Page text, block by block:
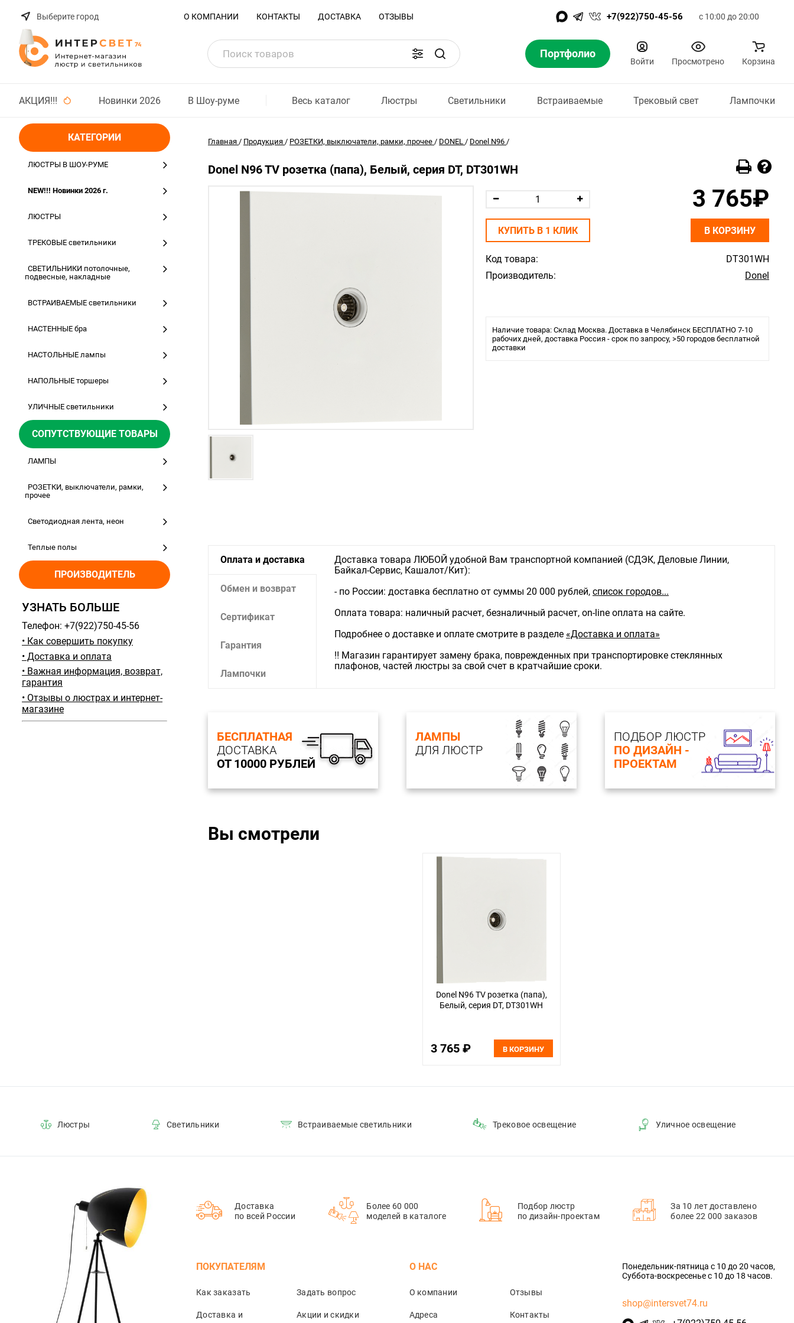
Выберите город О КОМПАНИИ КОНТАКТЫ ДОСТАВКА ОТЗЫВЫ +7(922)750-45-56 с 10:00 до 20:00
Портфолио
Войти Просмотрено Корзина
АКЦИЯ!!! Новинки 2026 В Шоу-руме Весь каталог Люстры Светильники Встраиваемые Трековый свет Лампочки
КАТЕГОРИИ
ЛЮСТРЫ В ШОУ-РУМЕ
NEW!!! Новинки 2026 г.
ЛЮСТРЫ
ТРЕКОВЫЕ светильники
СВЕТИЛЬНИКИ потолочные,
подвесные, накладные
ВСТРАИВАЕМЫЕ светильники
НАСТЕННЫЕ бра
НАСТОЛЬНЫЕ лампы
НАПОЛЬНЫЕ торшеры
УЛИЧНЫЕ светильники
СОПУТСТВУЮЩИЕ ТОВАРЫ
ЛАМПЫ
РОЗЕТКИ, выключатели, рамки,
прочее
Светодиодная лента, неон
Теплые полы
ПРОИЗВОДИТЕЛЬ
УЗНАТЬ БОЛЬШЕ
Телефон: +7(922)750-45-56
• Как совершить покупку
• Доставка и оплата
• Важная информация, возврат,
гарантия
• Отзывы о люстрах и интернет-
магазине
Главная / Продукция / РОЗЕТКИ, выключатели, рамки, прочее / DONEL / Donel N96 /
Donel N96 TV розетка (папа), Белый, серия DT, DT301WH
Код товара:
DT301WH
Производитель:
Donel
Наличие товара: Склад Москва. Доставка в Челябинск БЕСПЛАТНО 7-10
рабочих дней, доставка Россия - срок по запросу, >50 городов бесплатной
доставки
3 765₽
КУПИТЬ В 1 КЛИК В КОРЗИНУ
Оплата и доставка
Обмен и возврат
Сертификат
Гарантия
Лампочки
Доставка товара ЛЮБОЙ удобной Вам транспортной компанией (СДЭК, Деловые Линии,
Байкал-Сервис, Кашалот/Кит):
- по России: доставка бесплатно от суммы 20 000 рублей, список городов...
Оплата товара: наличный расчет, безналичный расчет, on-line оплата на сайте.
Подробнее о доставке и оплате смотрите в разделе «Доставка и оплата»
‼️ Магазин гарантирует замену брака, поврежденных при транспортировке стеклянных
плафонов, частей люстры за свой счет в кратчайшие сроки.
БЕСПЛАТНАЯ
ДОСТАВКА
ОТ 10000 РУБЛЕЙ
ЛАМПЫ
ДЛЯ ЛЮСТР
ПОДБОР ЛЮСТР
ПО ДИЗАЙН -
ПРОЕКТАМ
Вы смотрели
Donel N96 TV розетка (папа),
Белый, серия DT, DT301WH
3 765 ₽ В КОРЗИНУ
Люстры Светильники Встраиваемые светильники Трековое освещение Уличное освещение
Доставка
по всей России
Более 60 000
моделей в каталоге
Подбор люстр
по дизайн-проектам
За 10 лет доставлено
более 22 000 заказов
ПОКУПАТЕЛЯМ
Как заказать Задать вопрос
Доставка и
Акции и скидки
О НАС
О компании Отзывы
Адреса Контакты
Понедельник-пятница с 10 до 20 часов,
Суббота-воскресенье с 10 до 18 часов.
shop@intersvet74.ru